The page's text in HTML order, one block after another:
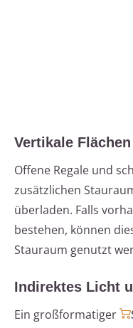
Vertikale
Offene Regale und
zusätzlichen
überladen. Falls
bestehen, können
Stauraum genutzt
Indirektes Licht
Ein großformatiger